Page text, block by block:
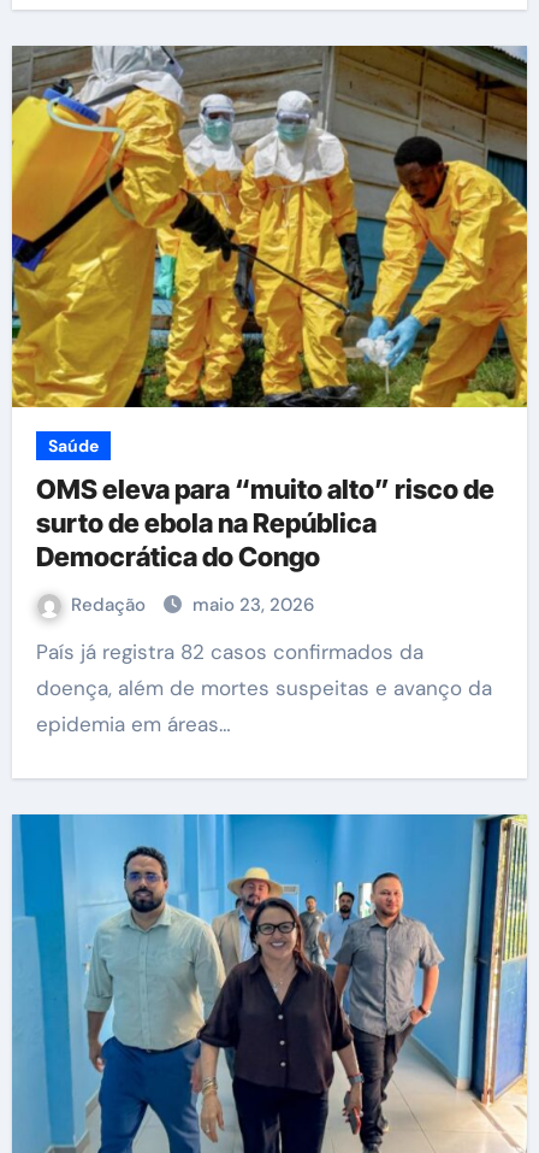
Saúde
OMS eleva para “muito alto” risco de
surto de ebola na República
Democrática do Congo
Redação maio 23, 2026
País já registra 82 casos confirmados da
doença, além de mortes suspeitas e avanço da
epidemia em áreas…